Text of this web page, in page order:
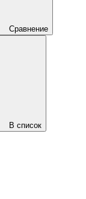
Сравнение
В список